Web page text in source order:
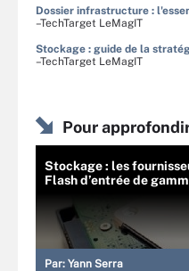
Dossier infrastructure :
–TechTarget LeMagIT
Stockage : guide de la
–TechTarget LeMagIT
Pour
Stockage : les
Flash d’entrée de
Par: Yann Serra